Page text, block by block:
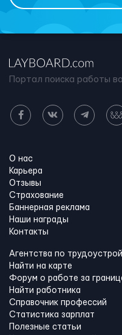
Портал поиска работы
О нас
Карьера
Отзывы
Страхование
Баннерная реклама
Наши награды
Контакты
Агентства по
Найти на карте
Форум о работе за
Найти работника
Справочник профессий
Статистика зарплат
Полезные статьи